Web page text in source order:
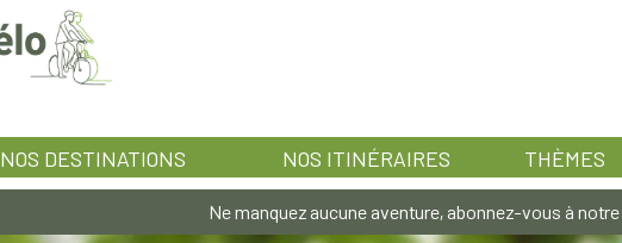
NOS DESTINATIONS NOS ITINÉRAIRES THÈMES
Ne manquez aucune aventure, abonnez-vous à notre